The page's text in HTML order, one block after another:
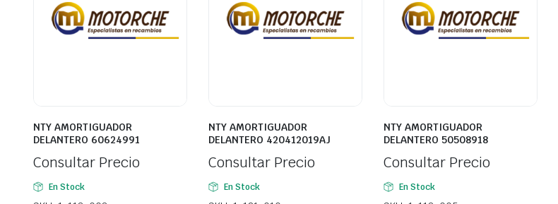
NTY AMORTIGUADOR
DELANTERO 60624991
Consultar Precio
En Stock
NTY AMORTIGUADOR
DELANTERO 420412019AJ
Consultar Precio
En Stock
NTY AMORTIGUADOR
DELANTERO 50508918
Consultar Precio
En Stock